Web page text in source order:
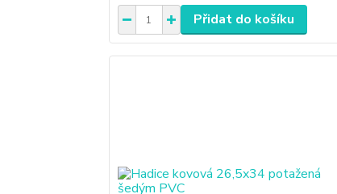
Přidat do košíku